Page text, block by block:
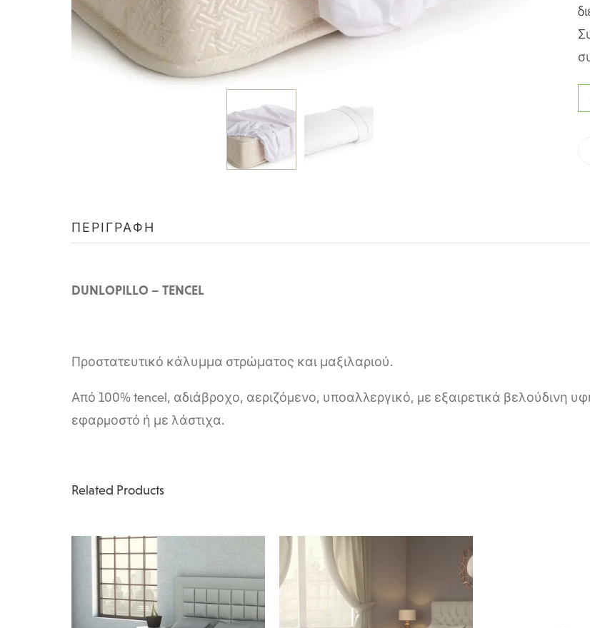
ΠΕΡΙΓΡΑΦΉ
DUNLOPILLO – TENCEL
Προστατευτικό κάλυμμα στρώματος και μαξιλαριού.
Από 100% tencel, αδιάβροχο, αεριζόµενο, υποαλλεργικό, µε εξαιρετικά βελούδινη
εφαρµοστό ή με λάστιχα.
Related Products